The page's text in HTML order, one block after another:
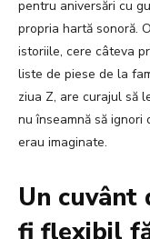
pentru aniversări cu
propria hartă sonoră.
istoriile, cere câteva
liste de piese de la
ziua Z, are curajul să
nu înseamnă să
erau imaginate.
Un cuvânt
fi flexibil